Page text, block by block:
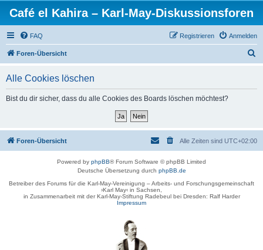
Café el Kahira – Karl-May-Diskussionsforen
FAQ Anmelden
Registrieren
Foren-Übersicht
Alle Cookies löschen
Bist du dir sicher, dass du alle Cookies des Boards löschen möchtest?
Foren-Übersicht Alle Zeiten sind UTC+02:00
Powered by phpBB® Forum Software © phpBB Limited
Deutsche Übersetzung durch phpBB.de
Betreiber des Forums für die Karl-May-Vereinigung – Arbeits- und Forschungsgemeinschaft
›Karl May‹ in Sachsen,
in Zusammenarbeit mit der Karl-May-Stiftung Radebeul bei Dresden: Ralf Harder
Impressum